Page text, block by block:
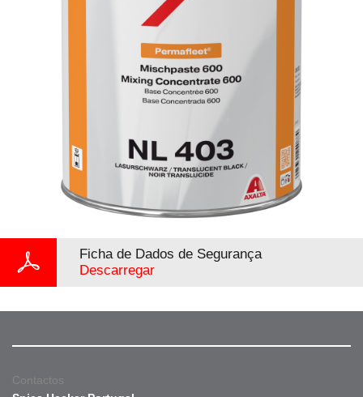
Ficha de Dados de Segurança
Descarregar
Contactos